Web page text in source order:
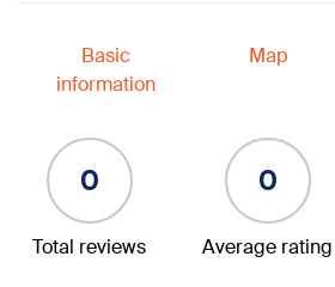
Basic
information
Map
0
Total reviews
0
Average rating